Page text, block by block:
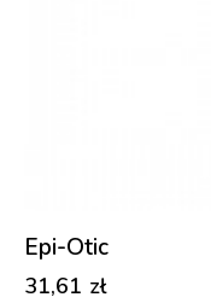
Epi-Otic
31,61 zł